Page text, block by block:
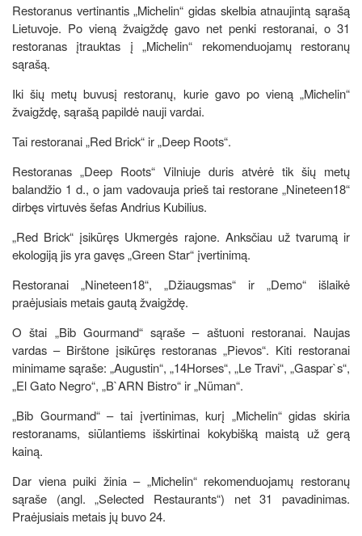
Restoranus vertinantis „Michelin“ gidas skelbia atnaujintą sąrašą
Lietuvoje. Po vieną žvaigždę gavo net penki restoranai, o 31
restoranas įtrauktas į „Michelin“ rekomenduojamų restoranų
sąrašą.
Iki šių metų buvusį restoranų, kurie gavo po vieną „Michelin“
žvaigždę, sąrašą papildė nauji vardai.
Tai restoranai „Red Brick“ ir „Deep Roots“.
Restoranas „Deep Roots“ Vilniuje duris atvėrė tik šių metų
balandžio 1 d., o jam vadovauja prieš tai restorane „Nineteen18“
dirbęs virtuvės šefas Andrius Kubilius.
„Red Brick“ įsikūręs Ukmergės rajone. Anksčiau už tvarumą ir
ekologiją jis yra gavęs „Green Star“ įvertinimą.
Restoranai „Nineteen18“, „Džiaugsmas“ ir „Demo“ išlaikė
praėjusiais metais gautą žvaigždę.
O štai „Bib Gourmand“ sąraše – aštuoni restoranai. Naujas
vardas – Birštone įsikūręs restoranas „Pievos“. Kiti restoranai
minimame sąraše: „Augustin“, „14Horses“, „Le Travi“, „Gaspar`s“,
„El Gato Negro“, „B`ARN Bistro“ ir „Nüman“.
„Bib Gourmand“ – tai įvertinimas, kurį „Michelin“ gidas skiria
restoranams, siūlantiems išskirtinai kokybišką maistą už gerą
kainą.
Dar viena puiki žinia – „Michelin“ rekomenduojamų restoranų
sąraše (angl. „Selected Restaurants“) net 31 pavadinimas.
Praėjusiais metais jų buvo 24.